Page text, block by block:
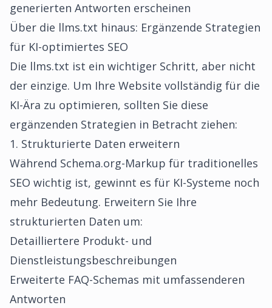
generierten Antworten erscheinen
Über die llms.txt hinaus: Ergänzende Strategien
für KI-optimiertes SEO
Die llms.txt ist ein wichtiger Schritt, aber nicht
der einzige. Um Ihre Website vollständig für die
KI-Ära zu optimieren, sollten Sie diese
ergänzenden Strategien in Betracht ziehen:
1. Strukturierte Daten erweitern
Während Schema.org-Markup für traditionelles
SEO wichtig ist, gewinnt es für KI-Systeme noch
mehr Bedeutung. Erweitern Sie Ihre
strukturierten Daten um:
Detailliertere Produkt- und
Dienstleistungsbeschreibungen
Erweiterte FAQ-Schemas mit umfassenderen
Antworten